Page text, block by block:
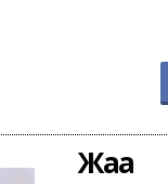
Жаңа